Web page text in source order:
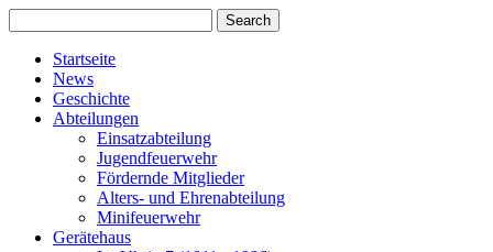
Startseite
News
Geschichte
Abteilungen
Einsatzabteilung
Jugendfeuerwehr
Fördernde Mitglieder
Alters- und Ehrenabteilung
Minifeuerwehr
Gerätehaus